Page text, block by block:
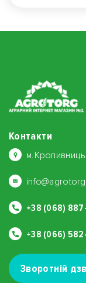
Контакти
+38 (068)
+38 (066)
Зворотнiй